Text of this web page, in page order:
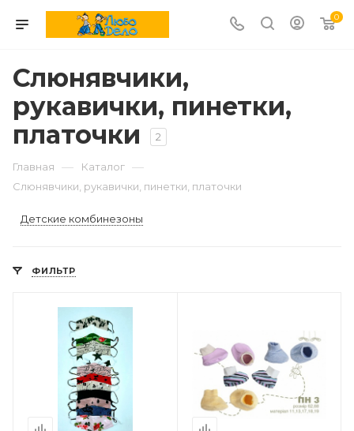
0
Слюнявчики,
рукавички, пинетки,
платочки
2
Главная — Каталог —
Слюнявчики, рукавички, пинетки, платочки
Детские комбинезоны
ФИЛЬТР